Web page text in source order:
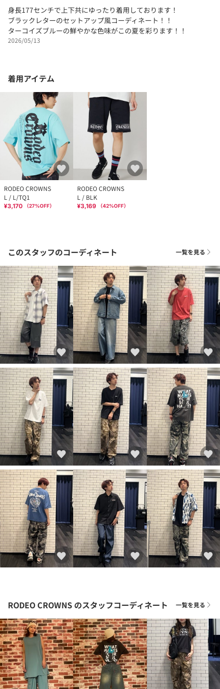
身長177センチで上下共にゆったり着用しております！
ブラックレターのセットアップ風コーディネート！！
ターコイズブルーの鮮やかな色味がこの夏を彩ります！！
2026/05/13
着用アイテム
RODEO CROWNS
L / L/TQ1
¥3,170 （27%OFF）
RODEO CROWNS
L / BLK
¥3,169 （42%OFF）
このスタッフのコーディネート 一覧を見る
RODEO CROWNS のスタッフコーディネート 一覧を見る